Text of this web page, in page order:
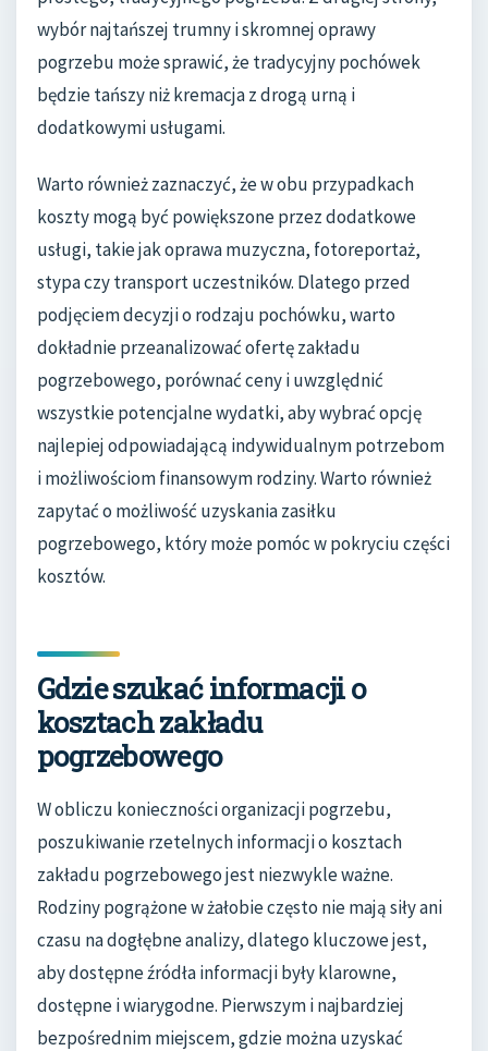
wybór najtańszej trumny i skromnej oprawy
pogrzebu może sprawić, że tradycyjny pochówek
będzie tańszy niż kremacja z drogą urną i
dodatkowymi usługami.
Warto również zaznaczyć, że w obu przypadkach
koszty mogą być powiększone przez dodatkowe
usługi, takie jak oprawa muzyczna, fotoreportaż,
stypa czy transport uczestników. Dlatego przed
podjęciem decyzji o rodzaju pochówku, warto
dokładnie przeanalizować ofertę zakładu
pogrzebowego, porównać ceny i uwzględnić
wszystkie potencjalne wydatki, aby wybrać opcję
najlepiej odpowiadającą indywidualnym potrzebom
i możliwościom finansowym rodziny. Warto również
zapytać o możliwość uzyskania zasiłku
pogrzebowego, który może pomóc w pokryciu części
kosztów.
Gdzie szukać informacji o
kosztach zakładu
pogrzebowego
W obliczu konieczności organizacji pogrzebu,
poszukiwanie rzetelnych informacji o kosztach
zakładu pogrzebowego jest niezwykle ważne.
Rodziny pogrążone w żałobie często nie mają siły ani
czasu na dogłębne analizy, dlatego kluczowe jest,
aby dostępne źródła informacji były klarowne,
dostępne i wiarygodne. Pierwszym i najbardziej
bezpośrednim miejscem, gdzie można uzyskać